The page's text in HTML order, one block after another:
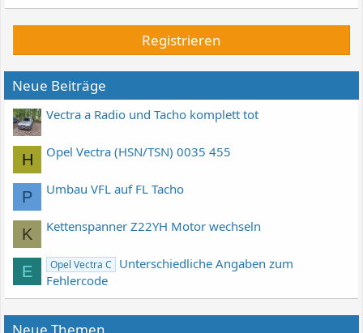
Registrieren
Neue Beiträge
Vectra a Radio und Tacho komplett tot
H Opel Vectra (HSN/TSN) 0035 455
P Umbau VFL auf FL Tacho
K Kettenspanner Z22YH Motor wechseln
E Opel Vectra C
Unterschiedliche Angaben zum
Fehlercode